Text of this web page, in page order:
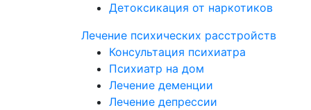
Детоксикация от наркотиков
Лечение психических расстройств
Консультация психиатра
Психиатр на дом
Лечение деменции
Лечение депрессии